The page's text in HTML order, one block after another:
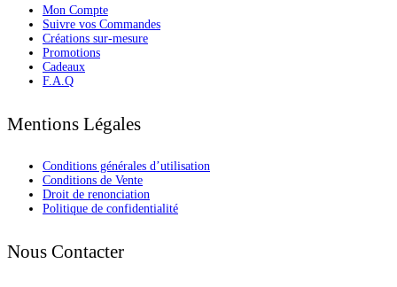
Mon Compte
Suivre vos Commandes
Créations sur-mesure
Promotions
Cadeaux
F.A.Q
Mentions Légales
Conditions générales d’utilisation
Conditions de Vente
Droit de renonciation
Politique de confidentialité
Nous Contacter